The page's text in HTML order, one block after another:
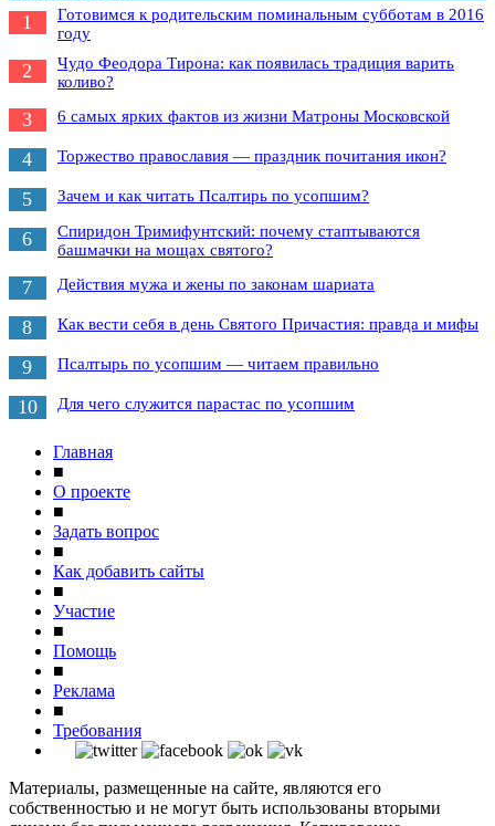
1
Готовимся к родительским поминальным субботам в 2016
году
2
Чудо Феодора Тирона: как появилась традиция варить
коливо?
3 6 самых ярких фактов из жизни Матроны Московской
4 Торжество православия — праздник почитания икон?
5 Зачем и как читать Псалтирь по усопшим?
6
Спиридон Тримифунтский: почему стаптываются
башмачки на мощах святого?
7 Действия мужа и жены по законам шариата
8 Как вести себя в день Святого Причастия: правда и мифы
9 Псалтырь по усопшим — читаем правильно
10 Для чего служится парастас по усопшим
Главная
■
О проекте
■
Задать вопрос
■
Как добавить сайты
■
Участие
■
Помощь
■
Реклама
■
Требования
Материалы, размещенные на сайте, являются его
собственностью и не могут быть использованы вторыми